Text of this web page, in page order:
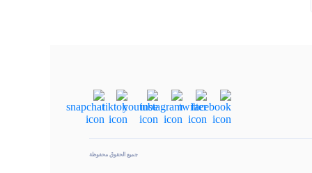
جميع الحقوق محفوظة